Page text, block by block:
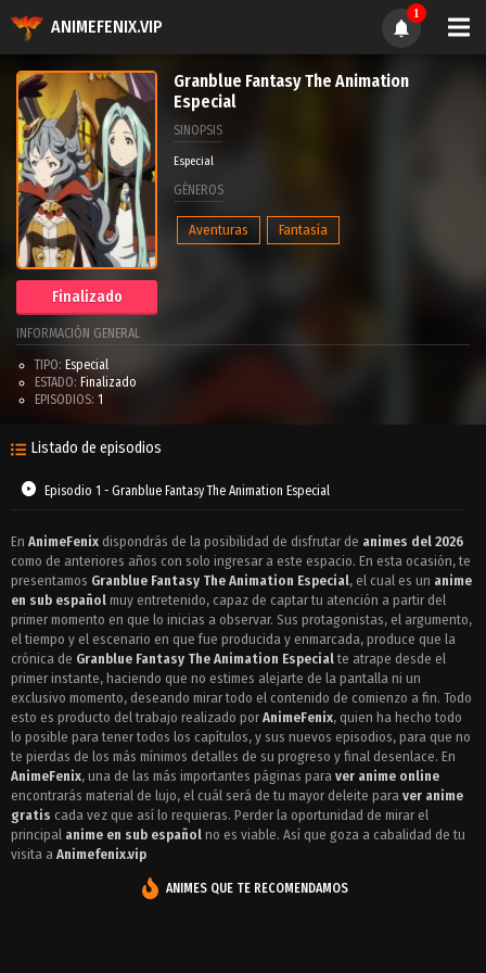
ANIMEFENIX.VIP
1
Finalizado
Granblue Fantasy The Animation
Especial
SINOPSIS
Especial
GÉNEROS
Aventuras Fantasía
INFORMACIÓN GENERAL
TIPO: Especial
ESTADO: Finalizado
EPISODIOS: 1
Listado de episodios
Episodio 1 - Granblue Fantasy The Animation Especial
En AnimeFenix dispondrás de la posibilidad de disfrutar de animes del 2026
como de anteriores años con solo ingresar a este espacio. En esta ocasión, te
presentamos Granblue Fantasy The Animation Especial, el cual es un anime
en sub español muy entretenido, capaz de captar tu atención a partir del
primer momento en que lo inicias a observar. Sus protagonistas, el argumento,
el tiempo y el escenario en que fue producida y enmarcada, produce que la
crónica de Granblue Fantasy The Animation Especial te atrape desde el
primer instante, haciendo que no estimes alejarte de la pantalla ni un
exclusivo momento, deseando mirar todo el contenido de comienzo a fin. Todo
esto es producto del trabajo realizado por AnimeFenix, quien ha hecho todo
lo posible para tener todos los capítulos, y sus nuevos episodios, para que no
te pierdas de los más mínimos detalles de su progreso y final desenlace. En
AnimeFenix, una de las más importantes páginas para ver anime online
encontrarás material de lujo, el cuál será de tu mayor deleite para ver anime
gratis cada vez que así lo requieras. Perder la oportunidad de mirar el
principal anime en sub español no es viable. Así que goza a cabalidad de tu
visita a Animefenix.vip
ANIMES QUE TE RECOMENDAMOS